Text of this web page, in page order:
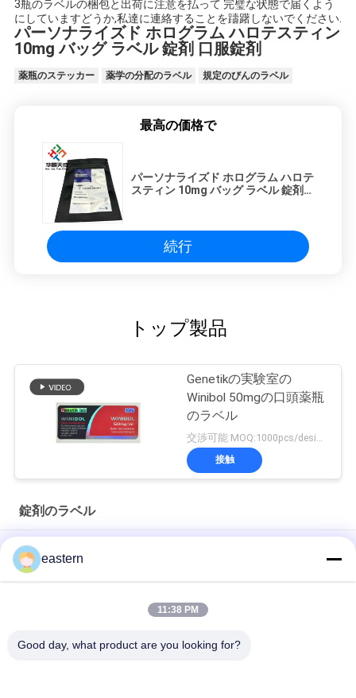
3瓶のラベルの梱包と出荷に注意を払って 完璧な状態で届くよう
にしていますどうか,私達に連絡することを躊躇しないでください.
パーソナライズド ホログラム ハロテスティン
10mg バッグ ラベル 錠剤 口服錠剤
薬瓶のステッカー 薬学の分配のラベル 規定のびんのラベル
最高の価格で
パーソナライズド ホログラム ハロテ
スティン 10mg バッグ ラベル 錠剤
続行
トップ製品
Genetikの実験室の
Winibol 50mgの口頭薬瓶
のラベル
交渉可能 MOQ:1000pcs/design
接触
錠剤のラベル
シアリス タダラフィル 100mg 経口用ラベル
SS-31 強い粘着剤 ペンチド 錠剤 錠剤
光沢のあるBiomexの実験室のアーカイブ同化カスタマイズされ
eastern
11:38 PM
Good day, what product are you looking for?